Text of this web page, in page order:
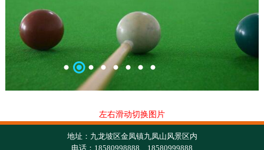
左右滑动切换图片
地址：九龙坡区金凤镇九凤山风景区内
电话：18580998888、18580999888